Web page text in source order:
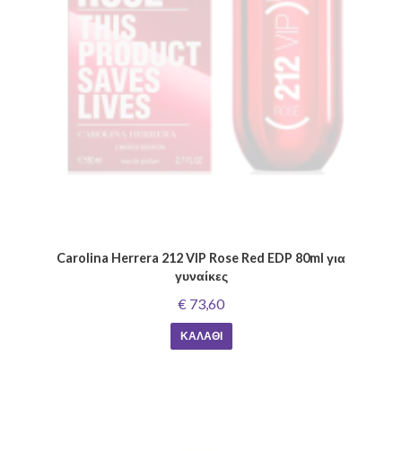
Carolina Herrera 212 VIP Rose Red EDP 80ml για
γυναίκες
€ 73,60
ΚΑΛΆΘΙ